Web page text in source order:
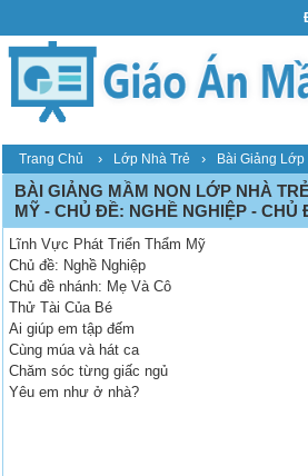
Trang Chủ › Lớp Nhà Trẻ › Bài Giảng Lớp
BÀI GIẢNG MẦM NON LỚP NHÀ
MỸ - CHỦ ĐỀ: NGHỀ NGHIỆP - CHỦ
Lĩnh Vực Phát Triển Thẩm Mỹ
Chủ đề: Nghề Nghiệp
Chủ đề nhánh: Mẹ Và Cô
Thử Tài Của Bé
Ai giúp em tập đếm
Cùng múa và hát ca
Chăm sóc từng giấc ngủ
Yêu em như ở nhà?